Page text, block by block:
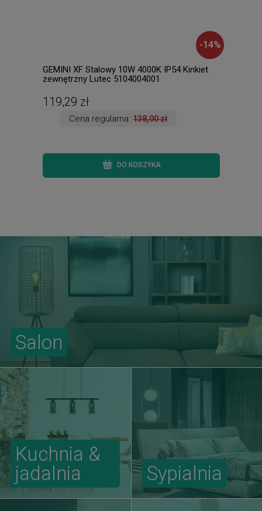
-14%
GEMINI XF Stalowy 10W 4000K IP54 Kinkiet
zewnętrzny Lutec 5104004001
119,29 zł
Cena regularna:138,00 zł
DO KOSZYKA
Salon
Kuchnia &
jadalnia
Sypialnia